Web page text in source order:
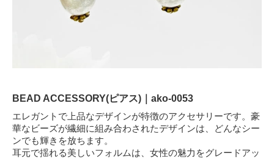
BEAD ACCESSORY(ピアス)｜ako-0053
エレガントで上品なデザインが特徴のアクセサリーです。豪
華なビーズが繊細に組み合わされたデザインは、どんなシー
ンでも輝きを放ちます。
耳元で揺れる美しいフォルムは、女性の魅力をグレードアッ